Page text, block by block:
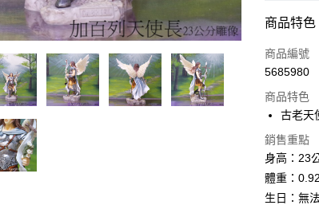
付款方式
信用卡一次
LINE Pay
Apple Pay
悠遊付
商品特色
商品編號
5685980
商品特色
古老天
銷售重點
身高：23
體重：
生日：無